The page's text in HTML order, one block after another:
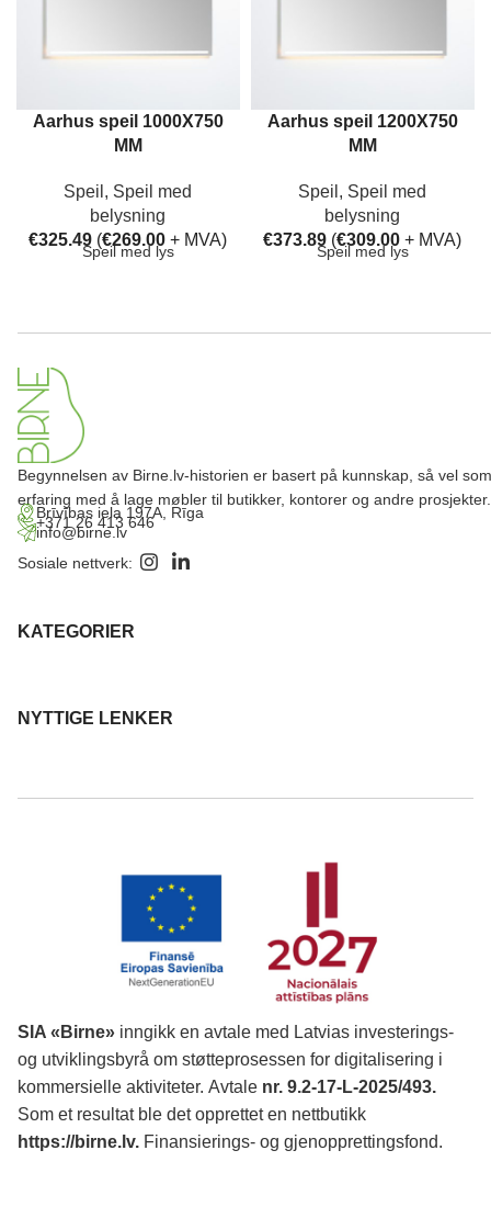
Aarhus speil 1000X750
MM
Speil , Speil med
belysning
€325.49 (€269.00 + MVA)
Speil med lys
Aarhus speil 1200X750
MM
Speil , Speil med
belysning
€373.89 (€309.00 + MVA)
Speil med lys
Begynnelsen av Birne.lv-historien er basert på kunnskap, så vel som
erfaring med å lage møbler til butikker, kontorer og andre prosjekter.
Brīvības iela 197A, Rīga
+371 26 413 646
info@birne.lv
Sosiale nettverk:
KATEGORIER
NYTTIGE LENKER
SIA «Birne» inngikk en avtale med Latvias investerings-
og utviklingsbyrå om støtteprosessen for digitalisering i
kommersielle aktiviteter. Avtale nr. 9.2-17-L-2025/493.
Som et resultat ble det opprettet en nettbutikk
https://birne.lv. Finansierings- og gjenopprettingsfond.